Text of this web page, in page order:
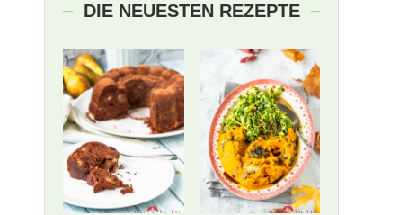
DIE NEUESTEN REZEPTE